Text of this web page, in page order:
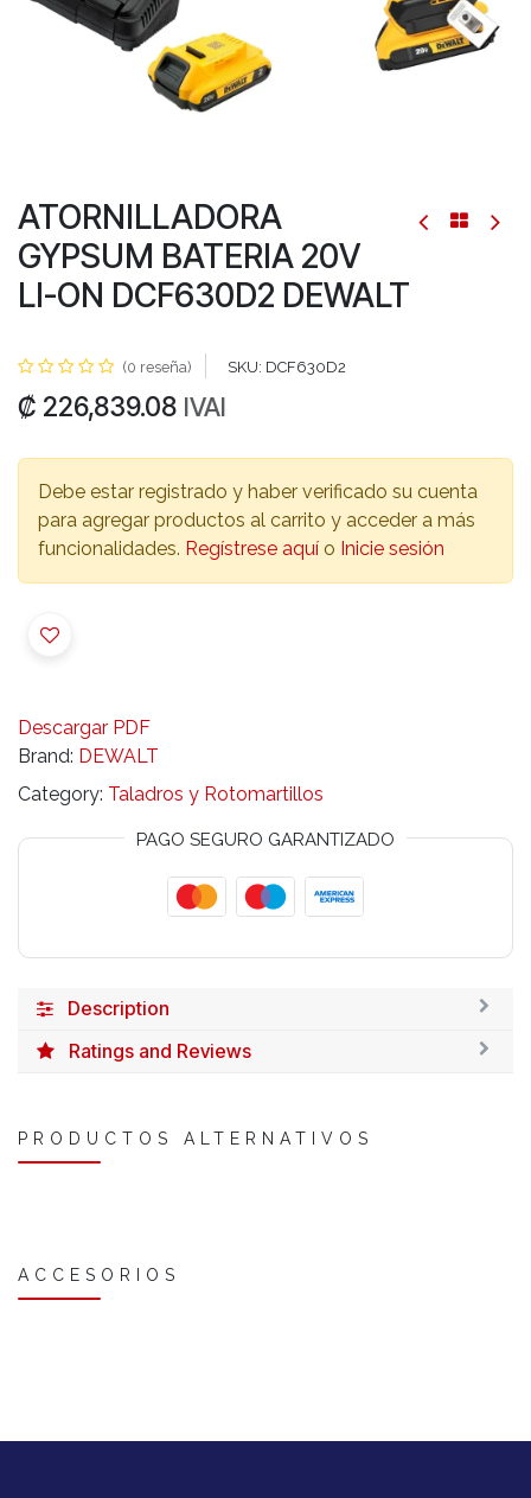
ATORNILLADORA
GYPSUM BATERIA 20V
LI-ON DCF630D2 DEWALT
(0 reseña) SKU: DCF630D2
₡ 226,839.08 IVAI
Debe estar registrado y haber verificado su cuenta
para agregar productos al carrito y acceder a más
funcionalidades. Regístrese aquí o Inicie sesión
Descargar PDF
Brand: DEWALT
Category: Taladros y Rotomartillos
PAGO SEGURO GARANTIZADO
Description
Ratings and Reviews
PRODUCTOS ALTERNATIVOS
ACCESORIOS